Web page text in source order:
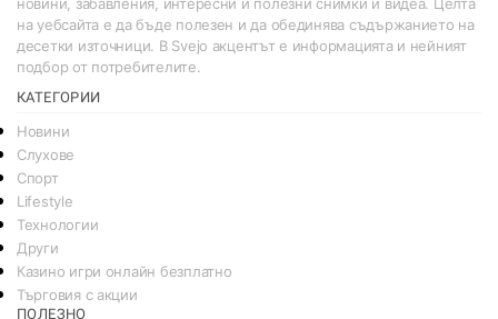
на уебсайта е да бъде полезен и да обединява съдържанието на
десетки източници. В Svejo акцентът е информацията и нейният
подбор от потребителите.
КАТЕГОРИИ
Новини
Слухове
Спорт
Lifestyle
Технологии
Други
Казино игри онлайн безплатно
Търговия с акции
ПОЛЕЗНО